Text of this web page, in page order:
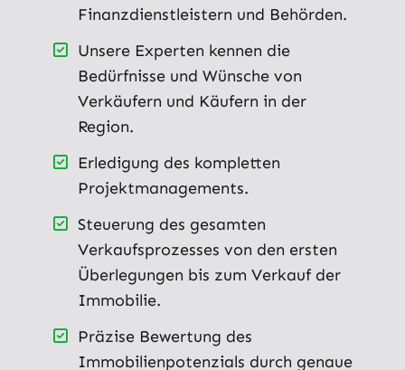
Finanzdienstleistern und Behörden.
Unsere Experten kennen die
Bedürfnisse und Wünsche von
Verkäufern und Käufern in der
Region.
Erledigung des kompletten
Projektmanagements.
Steuerung des gesamten
Verkaufsprozesses von den ersten
Überlegungen bis zum Verkauf der
Immobilie.
Präzise Bewertung des
Immobilienpotenzials durch genaue